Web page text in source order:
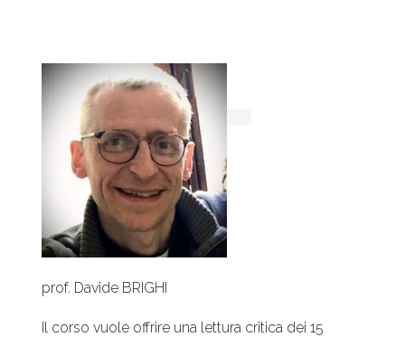
prof. Davide BRIGHI
Il corso vuole offrire una lettura critica dei 15